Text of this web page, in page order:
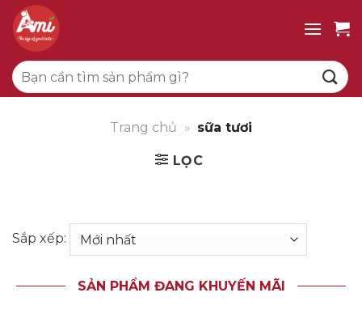
qua
dung
Tìm
kiếm:
Trang chủ » sữa tươi
LỌC
Sắp xếp:
SẢN PHẨM ĐANG KHUYẾN MÃI